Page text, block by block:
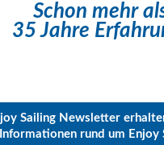
Schon mehr
35 Jahre
Sailing Newsletter
Informationen rund um Enjoy